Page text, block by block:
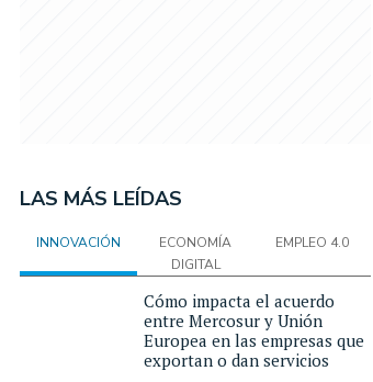
LAS MÁS LEÍDAS
INNOVACIÓN
ECONOMÍA
DIGITAL
EMPLEO 4.0
Cómo impacta el acuerdo
entre Mercosur y Unión
Europea en las empresas que
exportan o dan servicios